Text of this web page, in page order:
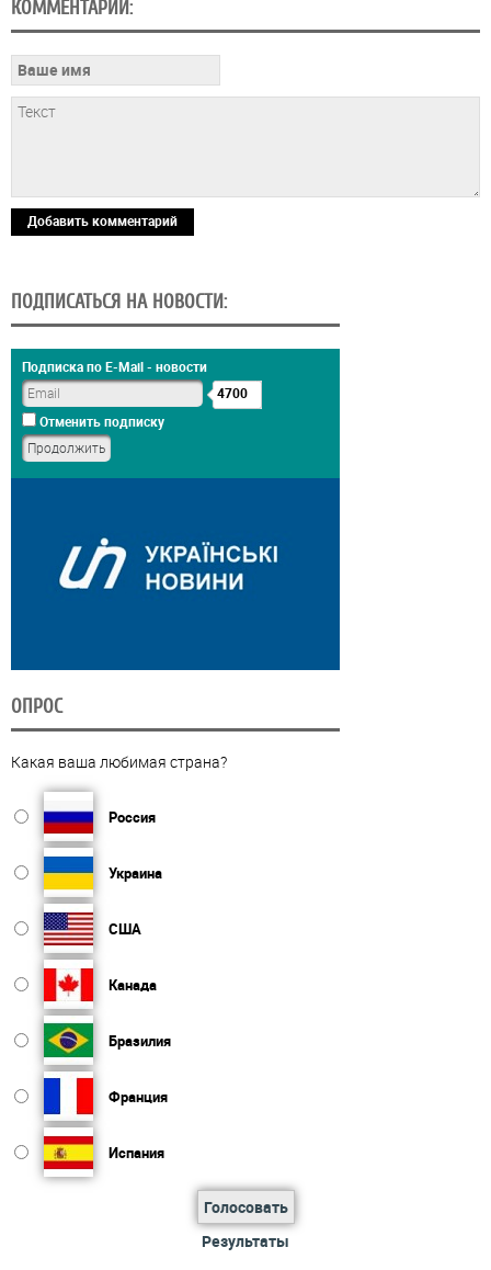
КОММЕНТАРИИ:
Добавить комментарий
ПОДПИСАТЬСЯ НА НОВОСТИ:
Подписка по E-Mail - новости
4700
Отменить подписку
ОПРОС
Какая ваша любимая страна?
Россия
Украина
США
Канада
Бразилия
Франция
Испания
Голосовать
Результаты